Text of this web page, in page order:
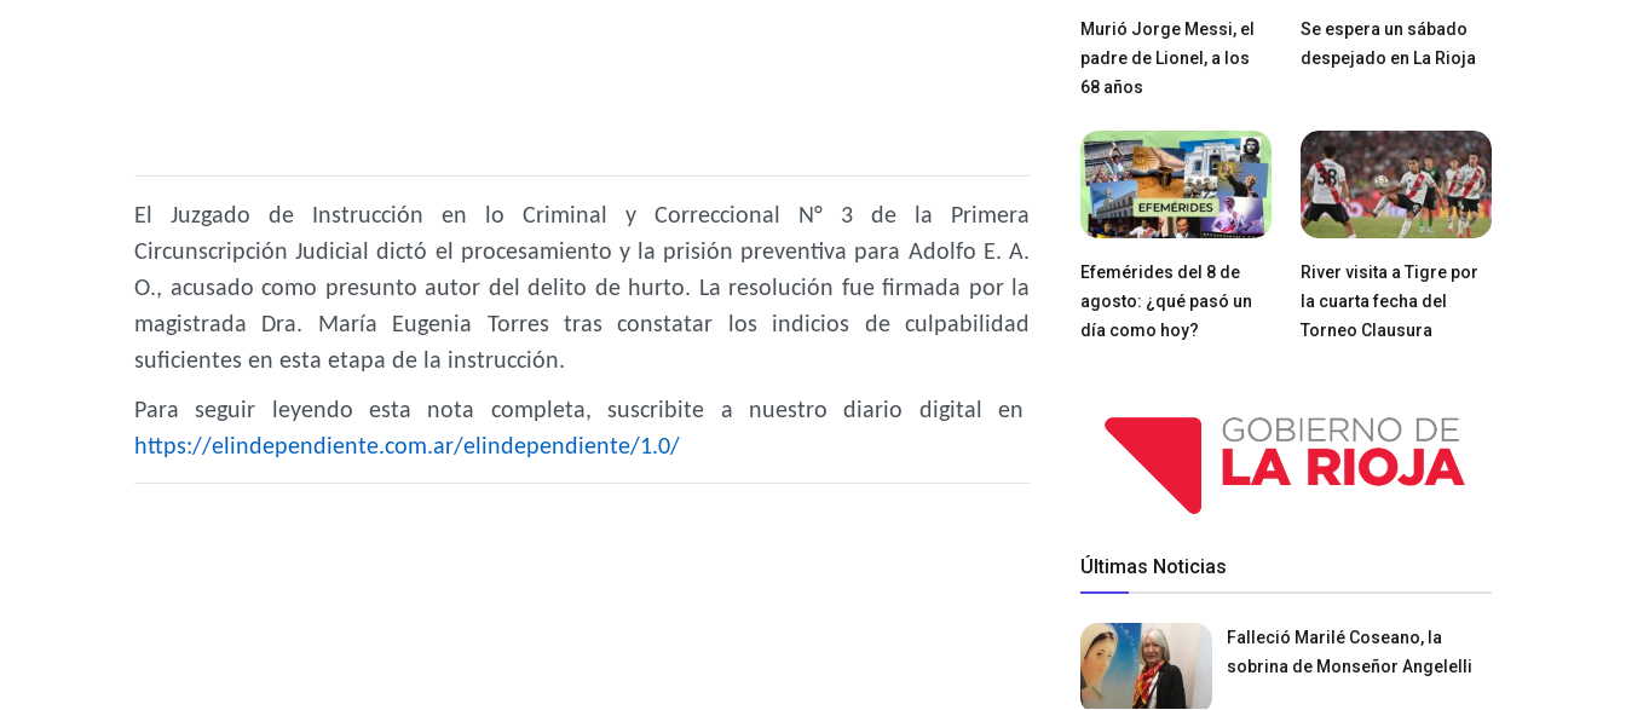
El Juzgado de Instrucción en lo Criminal y Correccional N° 3 de la Primera
Circunscripción Judicial dictó el procesamiento y la prisión preventiva para Adolfo E. A.
O., acusado como presunto autor del delito de hurto. La resolución fue firmada por la
magistrada Dra. María Eugenia Torres tras constatar los indicios de culpabilidad
suficientes en esta etapa de la instrucción.
Para seguir leyendo esta nota completa, suscribite a nuestro diario digital en
https://elindependiente.com.ar/elindependiente/1.0/
Murió Jorge Messi, el
padre de Lionel, a los
68 años
Se espera un sábado
despejado en La Rioja
Efemérides del 8 de
agosto: ¿qué pasó un
día como hoy?
River visita a Tigre por
la cuarta fecha del
Torneo Clausura
Últimas Noticias
Falleció Marilé Coseano, la
sobrina de Monseñor Angelelli